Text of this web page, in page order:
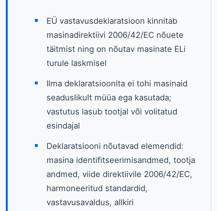
EÜ vastavusdeklaratsioon kinnitab
masinadirektiivi 2006/42/EC nõuete
täitmist ning on nõutav masinate ELi
turule laskmisel
Ilma deklaratsioonita ei tohi masinaid
seaduslikult müüa ega kasutada;
vastutus lasub tootjal või volitatud
esindajal
Deklaratsiooni nõutavad elemendid:
masina identifitseerimisandmed, tootja
andmed, viide direktiivile 2006/42/EC,
harmoneeritud standardid,
vastavusavaldus, allkiri